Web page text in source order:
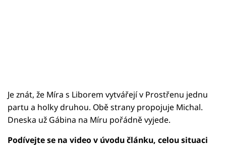
Je znát, že Míra s Liborem vytvářejí v Prostřenu jednu
partu a holky druhou. Obě strany propojuje Michal.
Dneska už Gábina na Míru pořádně vyjede.
Podívejte se na video v úvodu článku, celou situaci